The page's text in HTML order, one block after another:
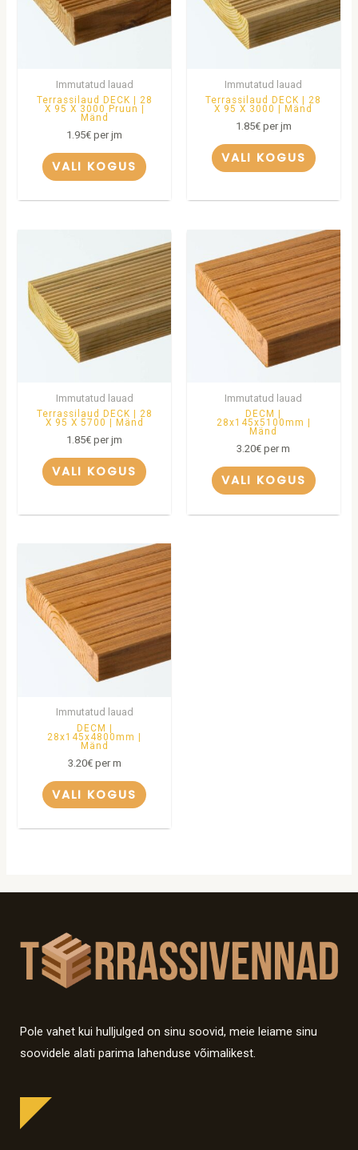
Immutatud lauad
Terrassilaud DECK | 28
X 95 X 3000 Pruun |
Mänd
1.95€ per jm
VALI KOGUS
Immutatud lauad
Terrassilaud DECK | 28
X 95 X 3000 | Mänd
1.85€per jm
VALI KOGUS
Immutatud lauad
Terrassilaud DECK | 28
X 95 X 5700 | Mänd
1.85€ per jm
VALI KOGUS
Immutatud lauad
DECM |
28x145x5100mm |
Mänd
3.20€ per m
VALI KOGUS
Immutatud lauad
DECM |
28x145x4800mm |
Mänd
3.20€per m
VALI KOGUS
Pole vahet kui hulljulged on sinu soovid, meie leiame sinu
soovidele alati parima lahenduse võimalikest.